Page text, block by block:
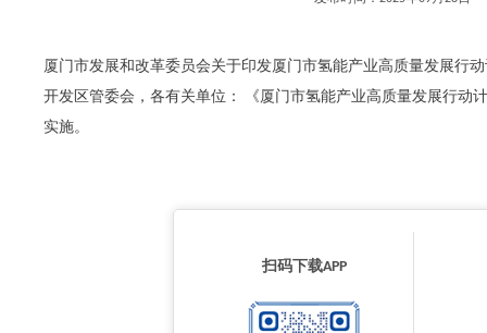
厦门市发展和改革委员会关于印发厦门市氢能产业高质量发展行
开发区管委会，各有关单位： 《厦门市氢能产业高质量发展行动
实施。
扫码下载APP